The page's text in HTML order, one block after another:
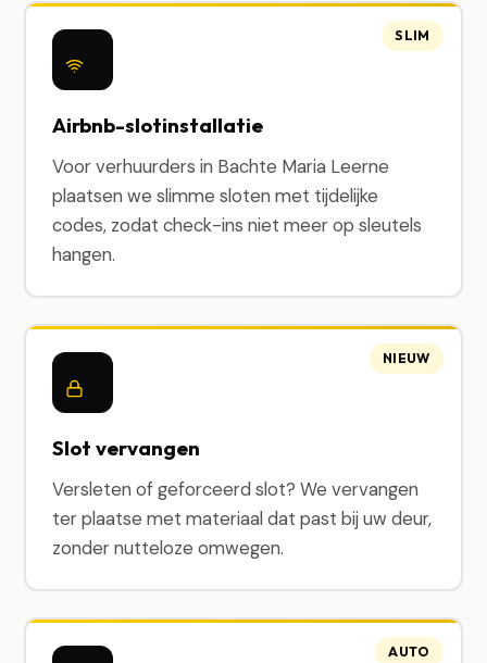
Airbnb-slotinstallatie
Voor verhuurders in Bachte Maria Leerne
plaatsen we slimme sloten met tijdelijke
codes, zodat check-ins niet meer op sleutels
hangen.
SLIM
Slot vervangen
Versleten of geforceerd slot? We vervangen
ter plaatse met materiaal dat past bij uw deur,
zonder nutteloze omwegen.
NIEUW
AUTO